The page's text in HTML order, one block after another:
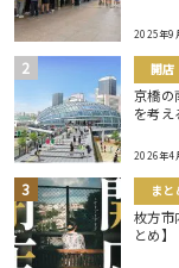
2025年9
開店
京橋の
を考え
2026年4
まと
枚方市
とめ】